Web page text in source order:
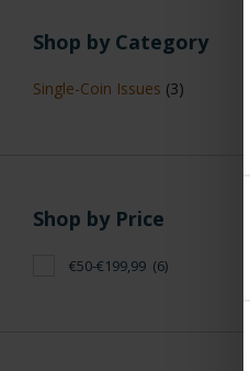
Shop by Category
Single-Coin Issues (3)
Shop by Price
€50-€199,99 (6)